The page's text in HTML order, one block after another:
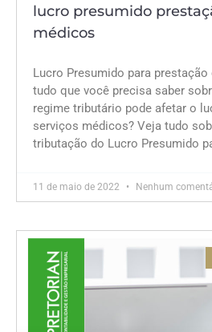
lucro presumido
médicos
Lucro Presumido para
tudo que você precisa saber
regime tributário pode afetar o
serviços médicos? Veja tudo
tributação do Lucro Presumido
11 de maio de 2022 Nenhum